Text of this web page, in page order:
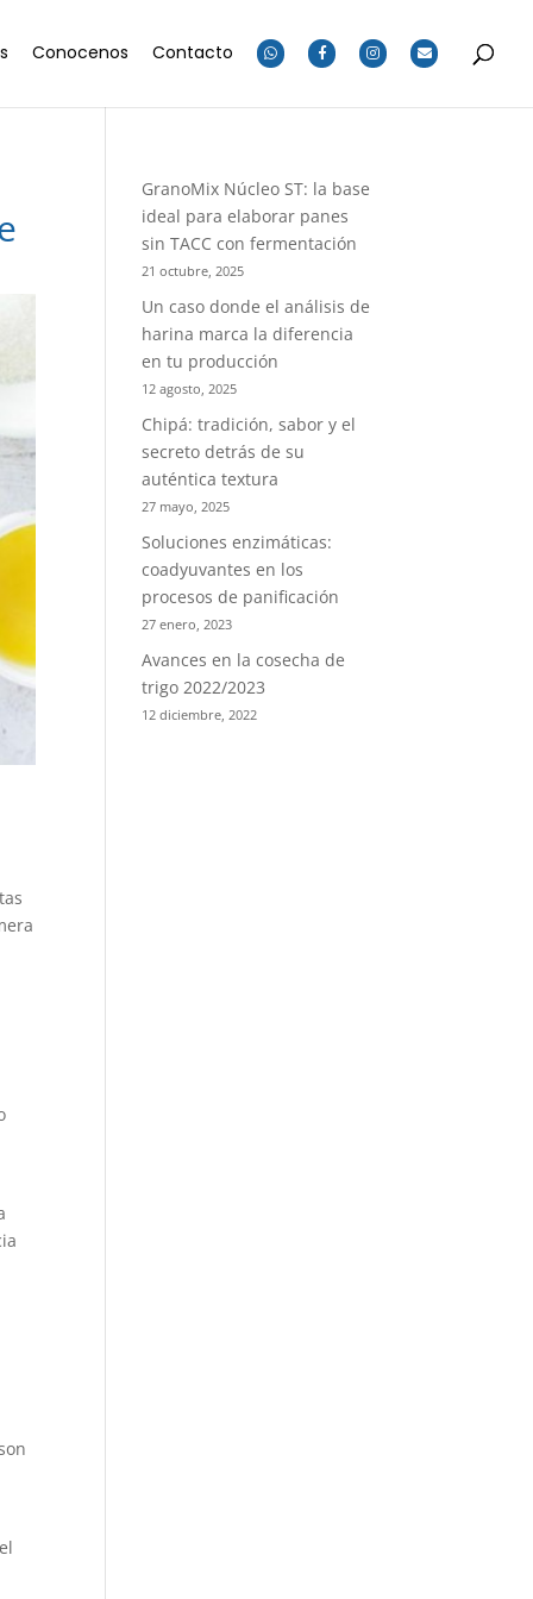
Conocenos Contacto
GranoMix Núcleo ST: la base
ideal para elaborar panes
sin TACC con fermentación
21 octubre, 2025
Un caso donde el análisis de
harina marca la diferencia
en tu producción
12 agosto, 2025
Chipá: tradición, sabor y el
secreto detrás de su
auténtica textura
27 mayo, 2025
Soluciones enzimáticas:
coadyuvantes en los
procesos de panificación
27 enero, 2023
Avances en la cosecha de
trigo 2022/2023
12 diciembre, 2022